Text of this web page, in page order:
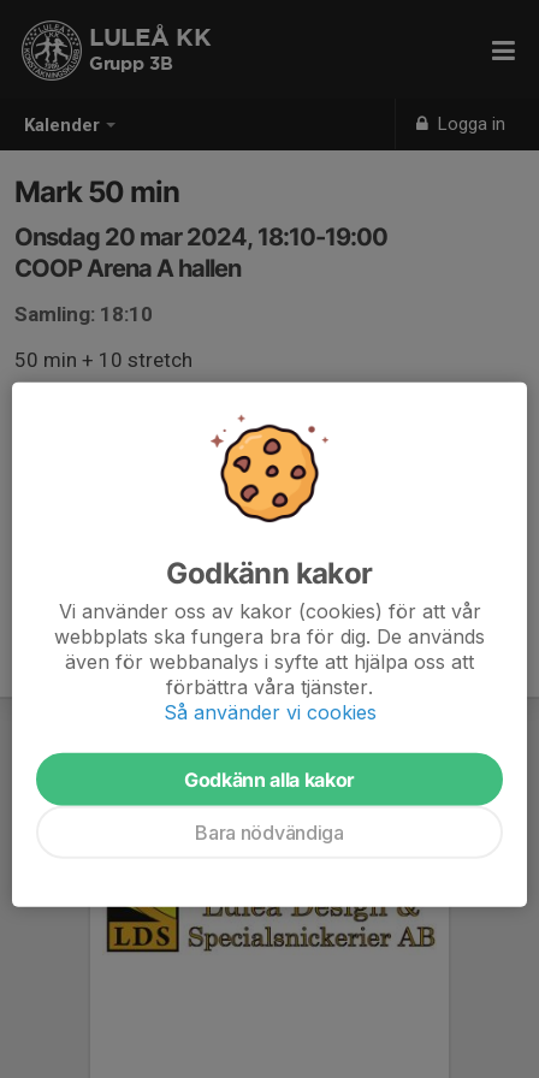
Kalender Logga in
LULEÅ KK
Grupp 3B
Mark 50 min
Onsdag 20 mar 2024, 18:10-19:00
COOP Arena A hallen
Samling: 18:10
50 min + 10 stretch
Godkänn kakor
Vi använder oss av kakor (cookies) för att vår
webbplats ska fungera bra för dig. De används
även för webbanalys i syfte att hjälpa oss att
förbättra våra tjänster.
Så använder vi cookies
Godkänn alla kakor
Bara nödvändiga